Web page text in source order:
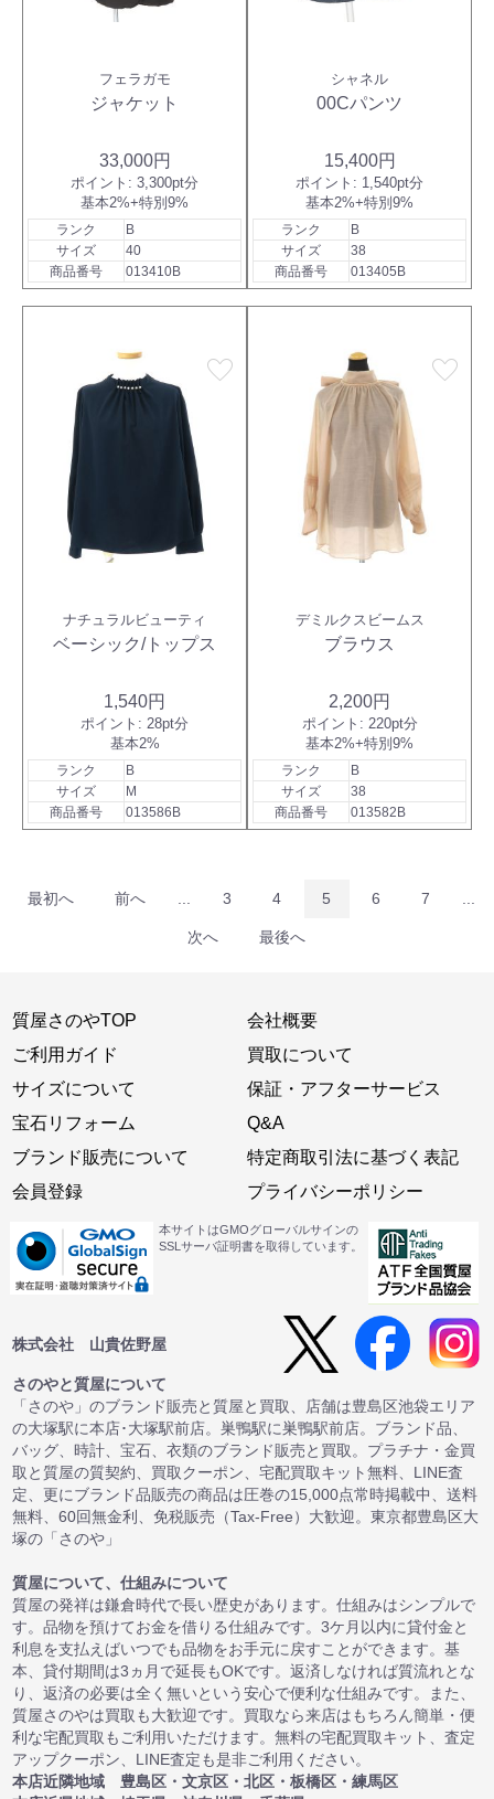
フェラガモ
ジャケット
33,000円
ポイント: 3,300pt分
基本2%+特別9%
ランク
B
サイズ
40
商品番号
013410B
シャネル
00Cパンツ
15,400円
ポイント: 1,540pt分
基本2%+特別9%
ランク
B
サイズ
38
商品番号
013405B
favorite
ナチュラルビューティ
ベーシック/トップス
1,540円
ポイント: 28pt分
基本2%
ランク
B
サイズ
M
商品番号
013586B
favorite
デミルクスビームス
ブラウス
2,200円
ポイント: 220pt分
基本2%+特別9%
ランク
B
サイズ
38
商品番号
013582B
最初へ 前へ ... 3 4 5 6 7 ...
次へ 最後へ
質屋さのやTOP
ご利用ガイド
サイズについて
宝石リフォーム
ブランド販売について
会員登録
会社概要
買取について
保証・アフターサービス
Q&A
特定商取引法に基づく表記
プライバシーポリシー
本サイトはGMOグローバルサインの
SSLサーバ証明書を取得しています。
株式会社 山貴佐野屋
さのやと質屋について
「さのや」のブランド販売と質屋と買取、店舗は豊島区池袋エリア
の大塚駅に本店･大塚駅前店。巣鴨駅に巣鴨駅前店。ブランド品、
バッグ、時計、宝石、衣類のブランド販売と買取。プラチナ・金買
取と質屋の質契約、買取クーポン、宅配買取キット無料、LINE査
定、更にブランド品販売の商品は圧巻の15,000点常時掲載中、送料
無料、60回無金利、免税販売（Tax-Free）大歓迎。東京都豊島区大
塚の「さのや」
質屋について、仕組みについて
質屋の発祥は鎌倉時代で長い歴史があります。仕組みはシンプルで
す。品物を預けてお金を借りる仕組みです。3ケ月以内に貸付金と
利息を支払えばいつでも品物をお手元に戻すことができます。基
本、貸付期間は3ヵ月で延長もOKです。返済しなければ質流れとな
り、返済の必要は全く無いという安心で便利な仕組みです。また、
質屋さのやは買取も大歓迎です。買取なら来店はもちろん簡単・便
利な宅配買取もご利用いただけます。無料の宅配買取キット、査定
アップクーポン、LINE査定も是非ご利用ください。
本店近隣地域 豊島区・文京区・北区・板橋区・練馬区